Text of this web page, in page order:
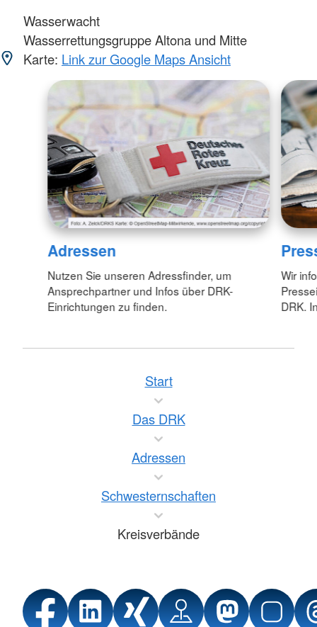
Wasserwacht
Wasserrettungsgruppe Altona und Mitte
Karte: Link zur Google Maps Ansicht
Adressen
Nutzen Sie unseren Adressfinder, um
Ansprechpartner und Infos über DRK-
Einrichtungen zu finden.
Wir
DRK.
Start
Das DRK
Adressen
Schwesternschaften
Kreisverbände